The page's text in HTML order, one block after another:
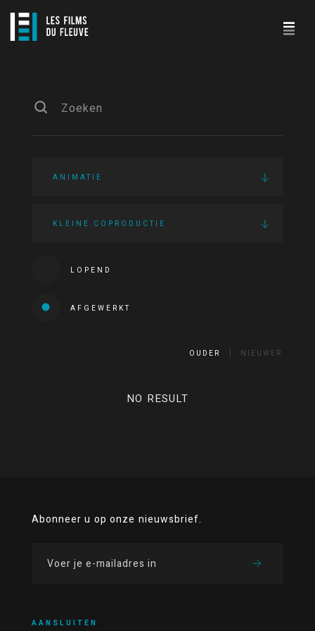
ANIMATIE
KLEINE COPRODUCTIE
LOPEND
AFGEWERKT
OUDER NIEUWER
NO RESULT
Abonneer u op onze nieuwsbrief.
AANSLUITEN